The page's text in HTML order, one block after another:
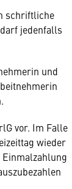
schriftliche
jedenfalls
und
vor. Im Falle
wieder